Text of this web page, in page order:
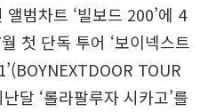
범차트 ‘빌보드 200’에 4
첫 단독 투어 ‘보이넥스트
TOUR
달 ‘롤라팔루자 시카고’를